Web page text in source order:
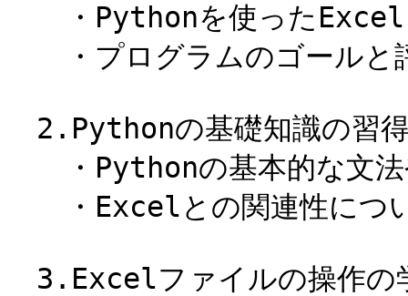
・Pythonを使ったExcel
・プログラムのゴールと
2.Pythonの基礎知識の習
・Pythonの基本的な文法
・Excelとの関連性につ
3.Excelファイルの操作の